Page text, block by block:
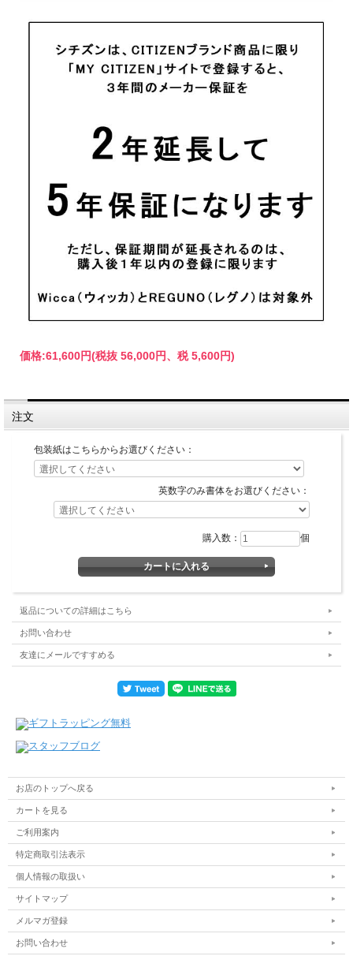
価格:61,600円(税抜 56,000円、税 5,600円)
注文
包装紙はこちらからお選びください：
英数字のみ書体をお選びください：
購入数： 個
返品についての詳細はこちら
お問い合わせ
友達にメールですすめる
お店のトップへ戻る
カートを見る
ご利用案内
特定商取引法表示
個人情報の取扱い
サイトマップ
メルマガ登録
お問い合わせ